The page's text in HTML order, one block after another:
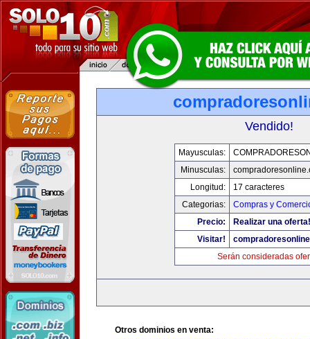
Vendido!
Mayusculas:
Minusculas:
Longitud:
17 caracteres
Categorias:
Compras y
Precio:
Realizar una oferta!
Visitar!
Serán consideradas
Otros dominios en venta: